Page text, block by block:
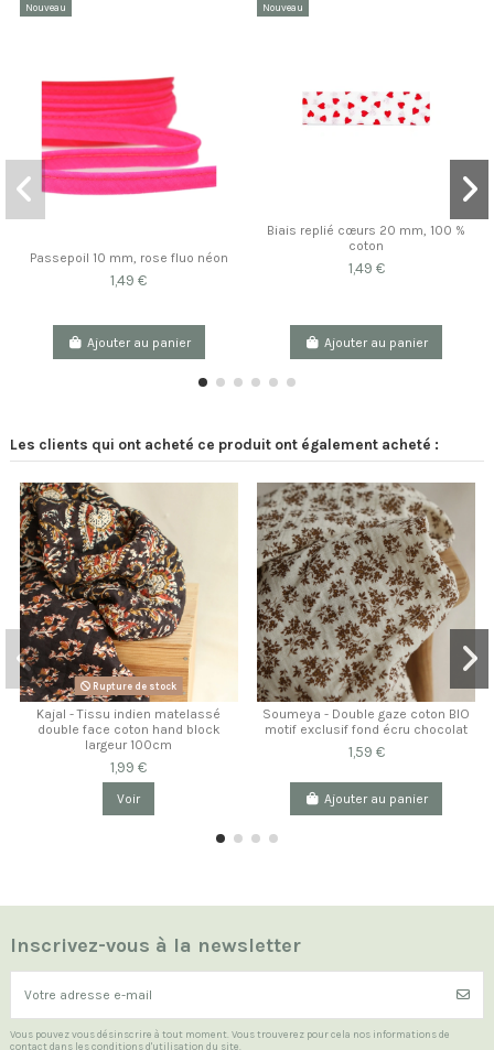
Nouveau
Passepoil 10 mm, rose fluo néon
1,49 €
Ajouter au panier
Nouveau
Biais replié cœurs 20 mm, 100 %
coton
1,49 €
Ajouter au panier
Les clients qui ont acheté ce produit ont également acheté :
Rupture de stock
Kajal - Tissu indien matelassé
double face coton hand block
largeur 100cm
1,99 €
Voir
Soumeya - Double gaze coton BIO
motif exclusif fond écru chocolat
1,59 €
Ajouter au panier
Inscrivez-vous à la newsletter
Vous pouvez vous désinscrire à tout moment. Vous trouverez pour cela nos informations de
contact dans les conditions d'utilisation du site.